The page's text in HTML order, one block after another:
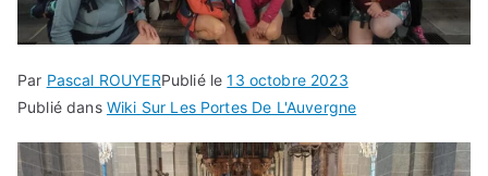
Par Pascal ROUYERPublié le13 octobre 2023
Publié dans Wiki Sur Les Portes De L'Auvergne